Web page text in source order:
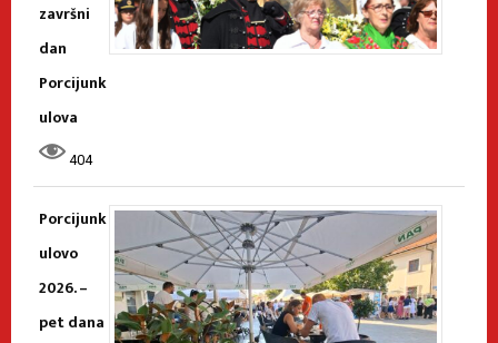
završni
dan
Porcijunk
ulova
404
Porcijunk
ulovo
2026. –
pet dana